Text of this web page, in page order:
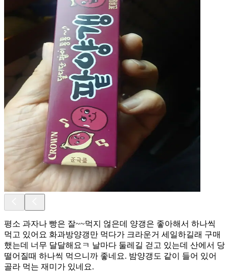
평소 과자나 빵은 잘~~먹지 얺은데 양갱은 좋아해서 하나씩
먹고 있어요 화과방양갱만 먹다가 크라운거 세일하길래 구매
했는데 너무 달달해요ㅋ 날마다 둘레길 걷고 있는데 산에서 당
떨어질때 하나씩 먹으니까 좋네요. 밤양갱도 같이 들어 있어
골라 먹는 재미가 있네요.